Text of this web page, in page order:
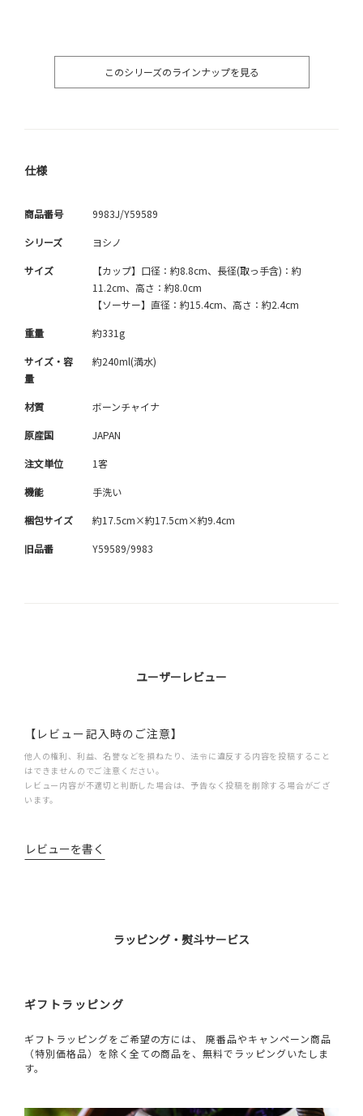
このシリーズのラインナップを見る
仕様
商品番号 9983J/Y59589
シリーズ ヨシノ
サイズ
【カップ】口径：約8.8cm、長径(取っ手含)：約
11.2cm、高さ：約8.0cm
【ソーサー】直径：約15.4cm、高さ：約2.4cm
重量 約331g
サイズ・容
量
約240ml(満水)
材質 ボーンチャイナ
原産国 JAPAN
注文単位 1客
機能 手洗い
梱包サイズ 約17.5cm×約17.5cm×約9.4cm
旧品番 Y59589/9983
ユーザーレビュー
【レビュー記入時のご注意】
他人の権利、利益、名誉などを損ねたり、法令に違反する内容を投稿すること
はできませんのでご注意ください。
レビュー内容が不適切と判断した場合は、予告なく投稿を削除する場合がござ
います。
レビューを書く
ラッピング・熨斗サービス
ギフトラッピング
ギフトラッピングをご希望の方には、 廃番品やキャンペーン商品
（特別価格品）を除く全ての商品を、無料でラッピングいたしま
す。